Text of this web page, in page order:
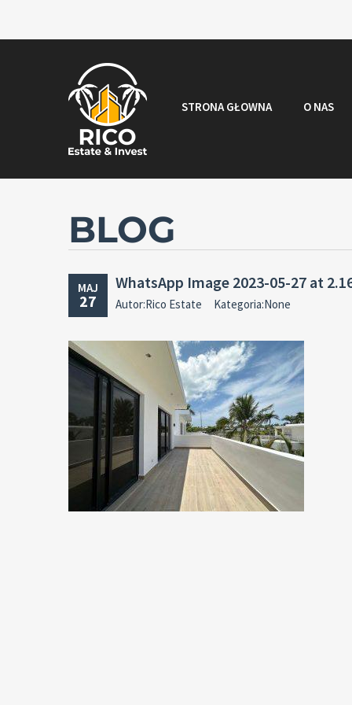
STRONA GŁOWNA O NAS
BLOG
MAJ
27
WhatsApp Image 2023-05-27 at
Autor:Rico Estate Kategoria:None